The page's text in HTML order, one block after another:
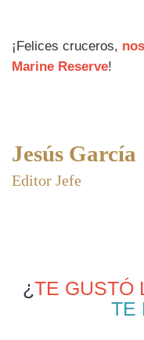
¡Felices cruceros,
Marine Reserve!
Jesús García
Editor Jefe
¿TE GUSTÓ
TE